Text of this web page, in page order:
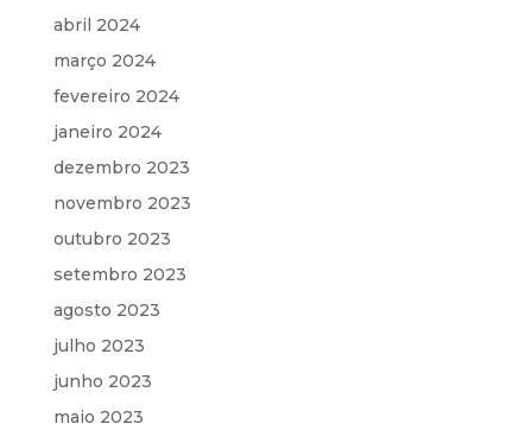
abril 2024
março 2024
fevereiro 2024
janeiro 2024
dezembro 2023
novembro 2023
outubro 2023
setembro 2023
agosto 2023
julho 2023
junho 2023
maio 2023